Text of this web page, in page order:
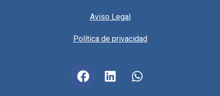
Aviso Legal
Política de privacidad